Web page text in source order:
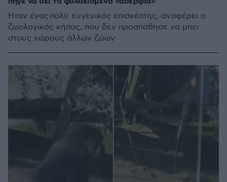
Ήταν ένας πολύ ευγενικός επισκέπτης, αναφέρει ο
ζωολογικός κήπος, που δεν προσπάθησε να μπει
στους χώρους άλλων ζώων